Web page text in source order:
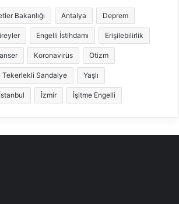
Bakanlığı Antalya Deprem
Engelli İstihdamı Erişilebilirlik
Koronavirüs Otizm
Tekerlekli Sandalye Yaşlı
İstanbul İzmir İşitme Engelli